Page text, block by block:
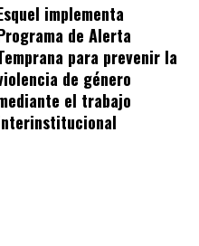
implementa
de Alerta
para prevenir la
de género
el trabajo